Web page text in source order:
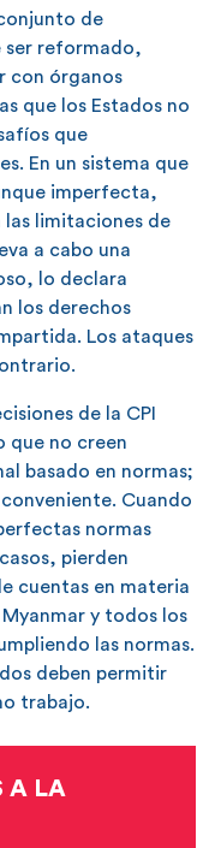
de
ser reformado,
con órganos
que los Estados no
que
En un sistema que
imperfecta,
limitaciones de
a cabo una
lo declara
los derechos
Los ataques
de la CPI
que no creen
basado en normas;
Cuando
normas
pierden
cuentas en materia
y todos los
las normas.
deben permitir
trabajo.
A LA